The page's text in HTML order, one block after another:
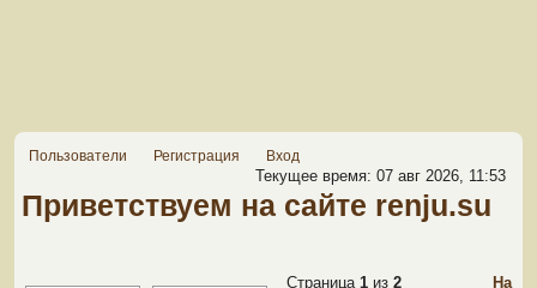
Пользователи Регистрация Вход
Текущее время: 07 авг 2026, 11:53
Приветствуем на сайте renju.su
Страница 1 из 2
На